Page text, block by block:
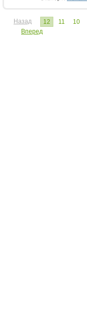
Назад 12 11 10
Вперед